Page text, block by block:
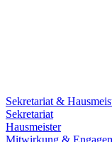
Sekretariat &
Sekretariat
Hausmeister
Mitwirkung &